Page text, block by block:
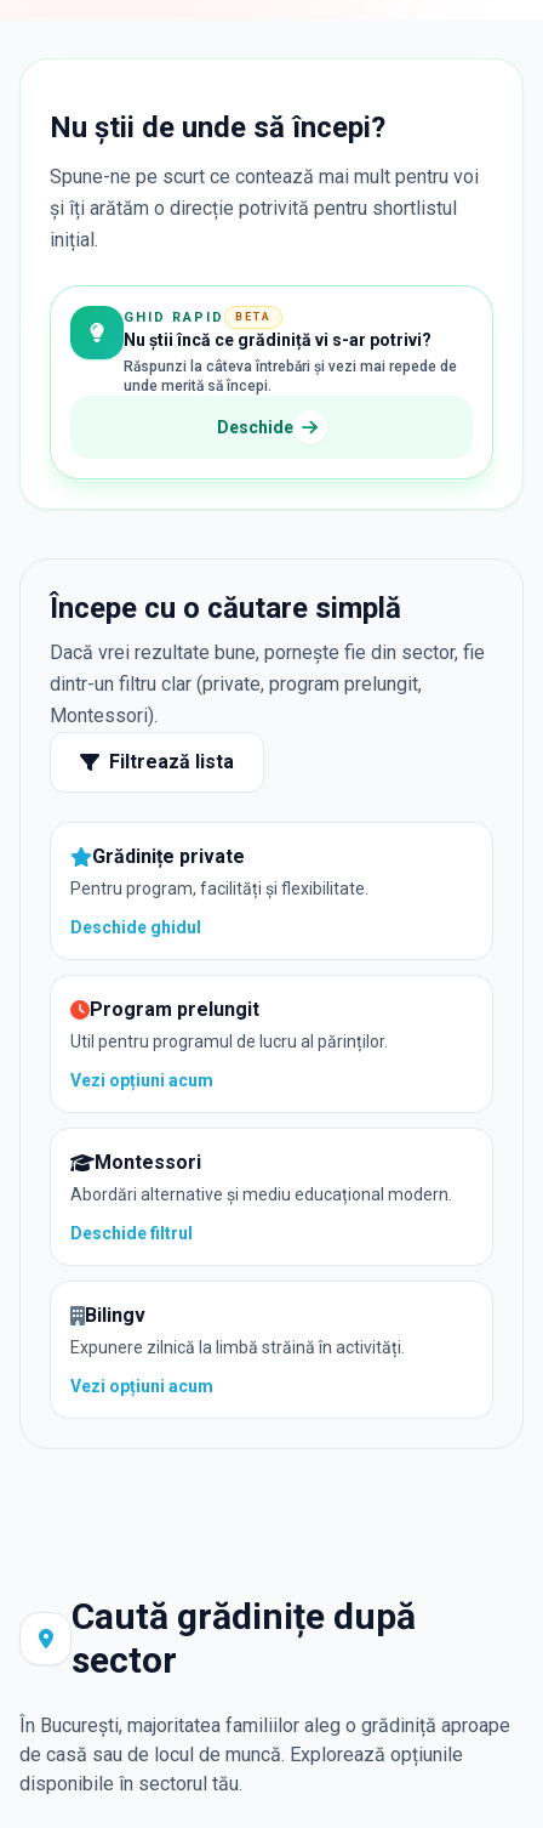
Nu știi de unde să începi?
Spune-ne pe scurt ce contează mai mult pentru voi
și îți arătăm o direcție potrivită pentru shortlistul
inițial.
GHID RAPID BETA
Nu știi încă ce grădiniță vi s-ar potrivi?
Răspunzi la câteva întrebări și vezi mai repede de
unde merită să începi.
Deschide
Începe cu o căutare simplă
Dacă vrei rezultate bune, pornește fie din sector, fie
dintr-un filtru clar (private, program prelungit,
Montessori).
Filtrează lista
Grădinițe private
Pentru program, facilități și flexibilitate.
Deschide ghidul
Program prelungit
Util pentru programul de lucru al părinților.
Vezi opțiuni acum
Montessori
Abordări alternative și mediu educațional modern.
Deschidefiltrul
Bilingv
Expunere zilnică la limbă străină în activități.
Vezi opțiuni acum
Caută grădinițe după
sector
În București, majoritatea familiilor aleg o grădiniță aproape
de casă sau de locul de muncă. Explorează opțiunile
disponibile în sectorul tău.